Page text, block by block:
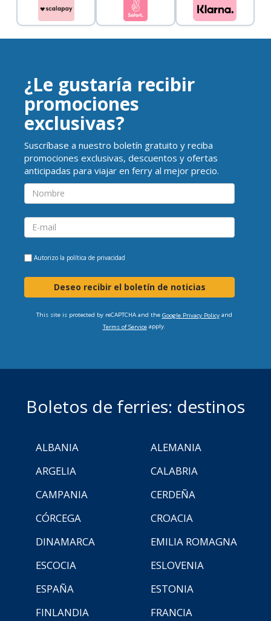
¿Le gustaría recibir
promociones
exclusivas?
Suscríbase a nuestro boletín gratuito y reciba
promociones exclusivas, descuentos y ofertas
anticipadas para viajar en ferry al mejor precio.
Autorizo la política de privacidad
Deseo recibir el boletín de noticias
This site is protected by reCAPTCHA and the Google Privacy Policyand
Terms of Serviceapply.
Boletos de ferries: destinos
ALBANIA
ALEMANIA
ARGELIA
CALABRIA
CAMPANIA
CERDEÑA
CÓRCEGA
CROACIA
DINAMARCA
EMILIA ROMAGNA
ESCOCIA
ESLOVENIA
ESPAÑA
ESTONIA
FINLANDIA
FRANCIA